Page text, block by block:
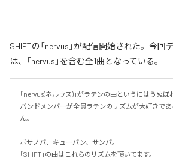
SHIFTの「nervus」が配信開始された。今
は、「nervus」を含む全1曲となっている。
「nervus(ネルウス)」がラテンの曲というにはうぬぼ
バンドメンバーが全員ラテンのリズムが大好きで
ん。
ボサノバ、キューバン、サンバ。
「SHIFT」の曲はこれらのリズムを頂いてます。